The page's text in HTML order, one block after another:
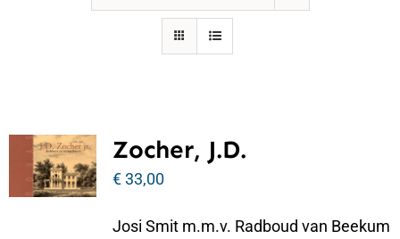
Zocher, J.D.
€33,00
Josi Smit m.m.v. Radboud van Beekum